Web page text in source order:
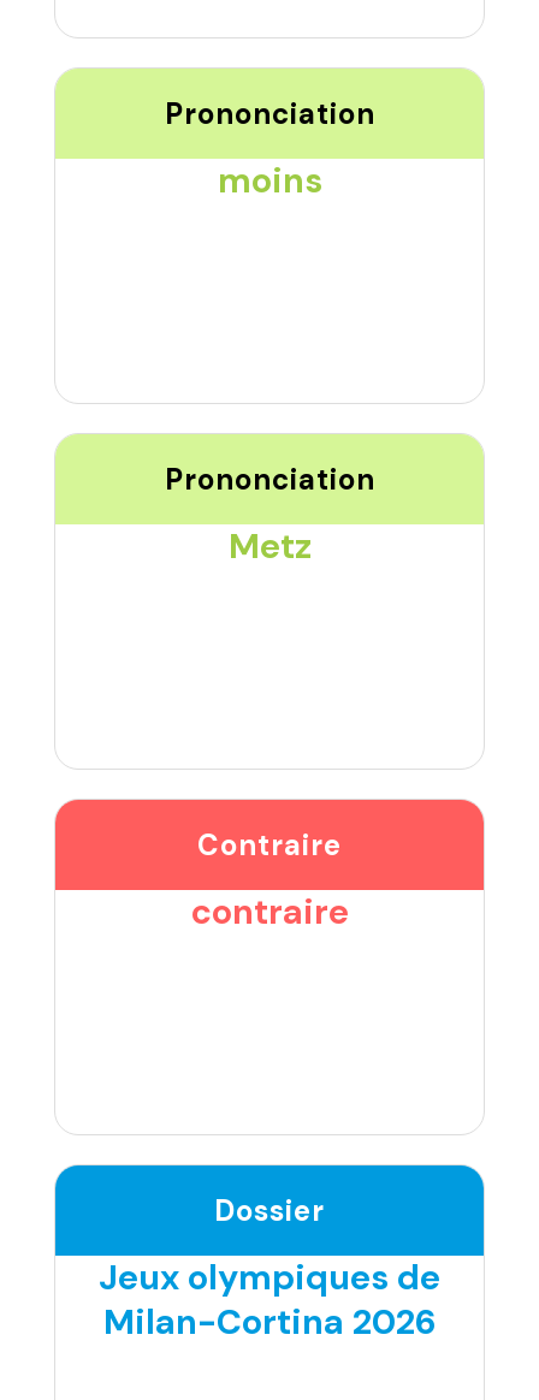
Prononciation
moins
Prononciation
Metz
Contraire
contraire
Dossier
Jeux olympiques de
Milan-Cortina 2026